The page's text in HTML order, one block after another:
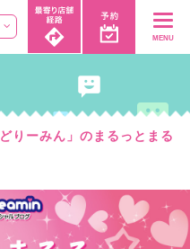
MENU
りーみん」のまるっとまる